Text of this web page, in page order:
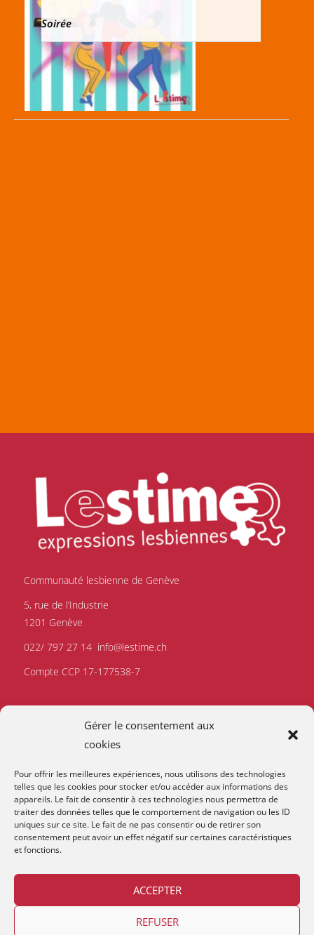
Gérer le consentement aux
cookies
Pour offrir les meilleures expériences, nous utilisons des technologies
telles que les cookies pour stocker et/ou accéder aux informations des
appareils. Le fait de consentir à ces technologies nous permettra de
traiter des données telles que le comportement de navigation ou les ID
uniques sur ce site. Le fait de ne pas consentir ou de retirer son
consentement peut avoir un effet négatif sur certaines caractéristiques
et fonctions.
ACCEPTER
REFUSER
Soirée
Communauté lesbienne de Genève
5, rue de l’Industrie
1201 Genève
022/ 797 27 14 info@lestime.ch
Compte CCP 17-177538-7